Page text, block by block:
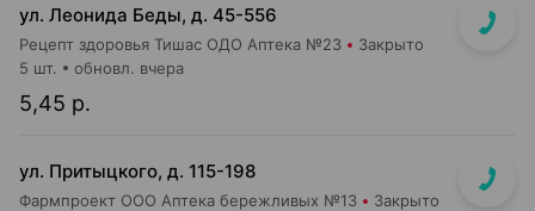
ул. Леонида Беды, д. 45-556
Рецепт здоровья Тишас ОДО Аптека №23 Закрыто
5,45 р.
5 шт. обновл. вчера
ул. Притыцкого, д. 115-198
Фармпроект ООО Аптека бережливых №13 Закрыто